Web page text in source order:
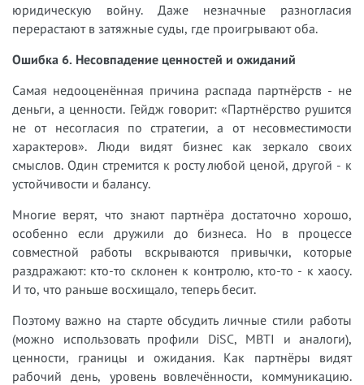
юридическую войну. Даже незначные разногласия
перерастают в затяжные суды, где проигрывают оба.
Ошибка 6. Несовпадение ценностей и ожиданий
Самая недооценённая причина распада партнёрств - не
деньги, а ценности. Гейдж говорит: «Партнёрство рушится
не от несогласия по стратегии, а от несовместимости
характеров». Люди видят бизнес как зеркало своих
смыслов. Один стремится к росту любой ценой, другой - к
устойчивости и балансу.
Многие верят, что знают партнёра достаточно хорошо,
особенно если дружили до бизнеса. Но в процессе
совместной работы вскрываются привычки, которые
раздражают: кто-то склонен к контролю, кто-то - к хаосу.
И то, что раньше восхищало, теперь бесит.
Поэтому важно на старте обсудить личные стили работы
(можно использовать профили DiSC, MBTI и аналоги),
ценности, границы и ожидания. Как партнёры видят
рабочий день, уровень вовлечённости, коммуникацию.